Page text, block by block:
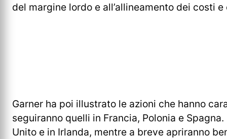
del margine lordo e all’allineamento dei costi
Garner ha poi illustrato le azioni che hanno
seguiranno quelli in Francia, Polonia e
Unito e in Irlanda, mentre a breve apriranno